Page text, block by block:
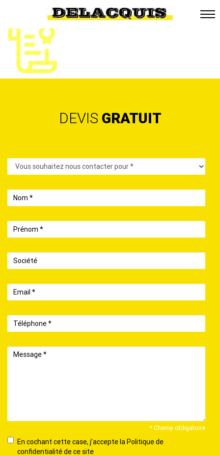
DEVIS GRATUIT
Contact
Nom
Prénom
Société
Email
Téléphone
Message
* Champ obligatoire
En
cochant
En cochant cette case, j’accepte la Politique de
confidentialité de ce site